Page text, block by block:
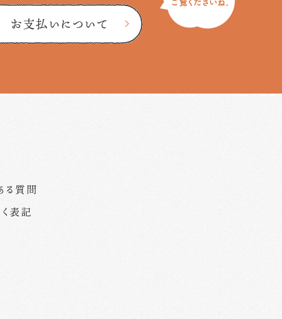
お支払いについて
る質問
表記